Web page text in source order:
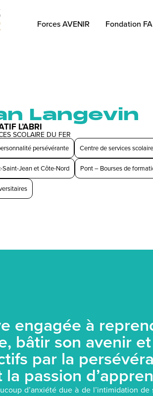
Forces AVENIR Fondation FA
Langevin
L’ABRI
SCOLAIRE DU FER
persévérante Centre de services
Saint-Jean et Côte-Nord Pont – Bourses de
engagée à
bâtir son avenir
par la
la passion
d’anxiété due à de l’intimidation